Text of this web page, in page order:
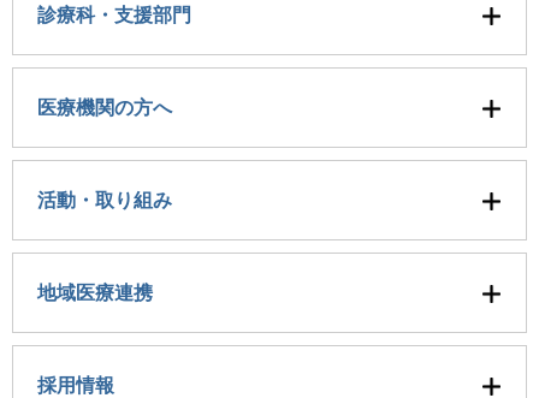
診療科・支援部門
医療機関の方へ
活動・取り組み
地域医療連携
採用情報